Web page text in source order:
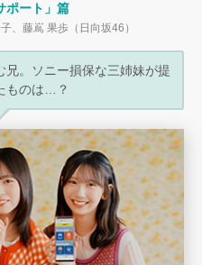
ポート」篇
、藤嶌 果歩（日向坂46）
。 ソニー損保な三姉妹が提
ものは…？